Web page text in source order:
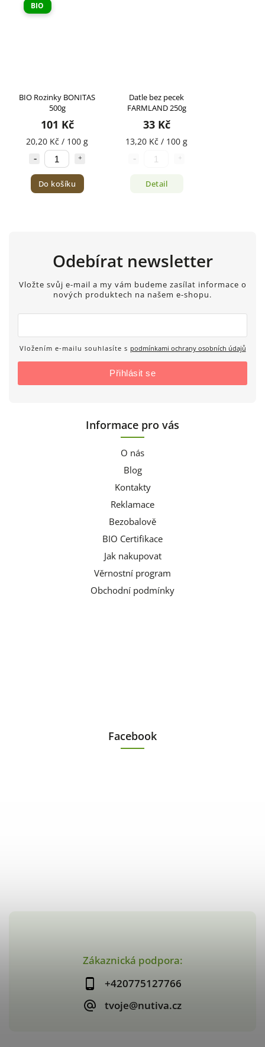
BIO
BIO Rozinky BONITAS
500g
101 Kč
20,20 Kč / 100 g
Do košíku
Datle bez pecek
FARMLAND 250g
33 Kč
13,20 Kč / 100 g
Detail
Zákaznická podpora:
+420775127766
tvoje@nutiva.cz
Odebírat newsletter
Vložte svůj e-mail a my vám budeme zasílat informace o
nových produktech na našem e-shopu.
Vložením e-mailu souhlasíte s podmínkami ochrany osobních údajů
Přihlásit se
Informace pro vás
O nás
Blog
Kontakty
Reklamace
Bezobalově
BIO Certifikace
Jak nakupovat
Věrnostní program
Obchodní podmínky
Facebook